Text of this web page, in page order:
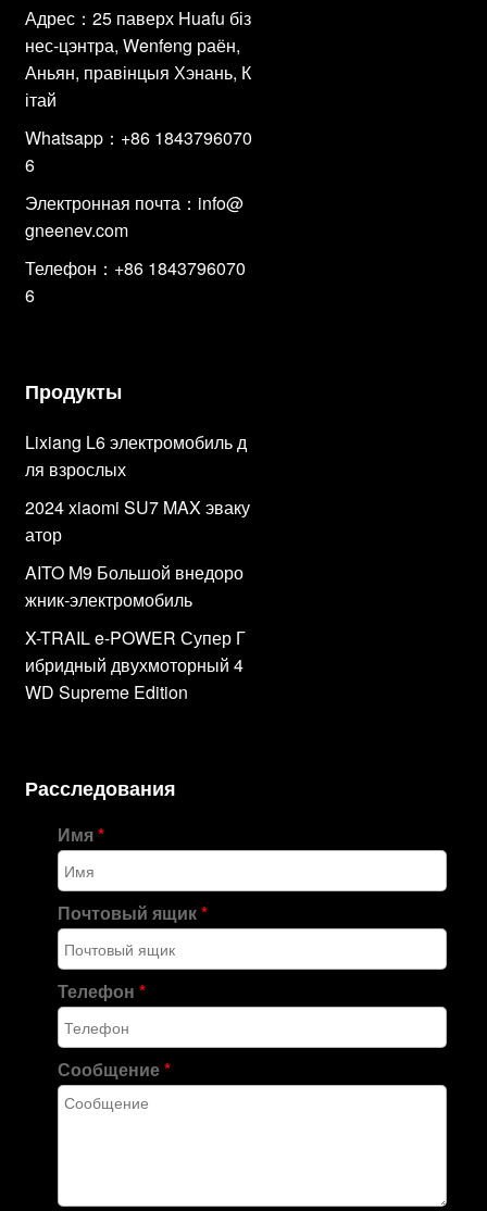
Адрес：25 паверх Huafu біз
нес-цэнтра, Wenfeng раён,
Аньян, правінцыя Хэнань, К
ітай
Whatsapp：+86 1843796070
6
Электронная почта： info@
gneenev.com
Телефон：+86 1843796070
6
Продукты
Lixiang L6 электромобиль д
ля взрослых
2024 xiaomi SU7 MAX эваку
атор
AITO M9 Большой внедоро
жник-электромобиль
X-TRAIL e-POWER Супер Г
ибридный двухмоторный 4
WD Supreme Edition
Расследования
Имя*
Почтовый ящик*
Телефон*
Сообщение*